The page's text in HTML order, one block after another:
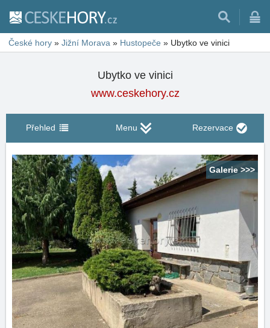
České hory » Jižní Morava » Hustopeče » Ubytko ve vinici
Ubytko ve vinici
www.ceskehory.cz
Přehled Menu Rezervace
Galerie >>>